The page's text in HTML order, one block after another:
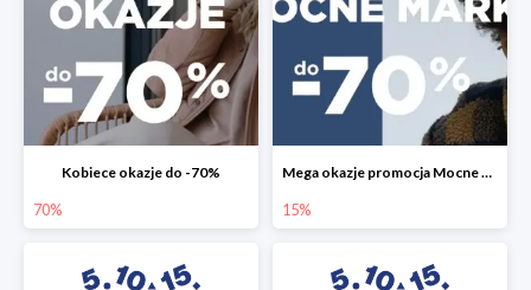
Kobiece okazje do -70%
70%
Mega okazje promocja Mocne marki do -70%
15%